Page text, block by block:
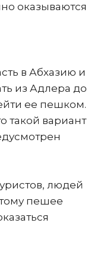
оказываются
в Абхазию и
из Адлера до
ее пешком.
такой вариант
людей
пешее